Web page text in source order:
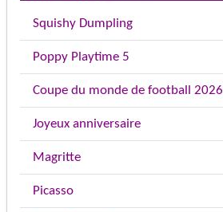
Squishy Dumpling
Poppy Playtime 5
Coupe du monde de football 2026
Joyeux anniversaire
Magritte
Picasso